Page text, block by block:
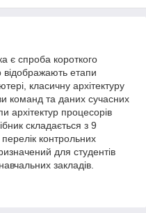
є спроба короткого
етапи
класичну архітектуру
команд та даних сучасних
архітектур процесорів
складається з 9
перелік контрольних
для студентів
закладів.